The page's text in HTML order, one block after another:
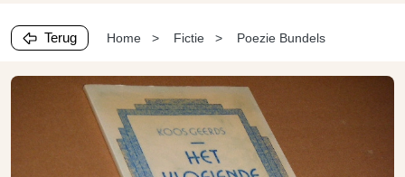
Terug Home Fictie Poezie Bundels